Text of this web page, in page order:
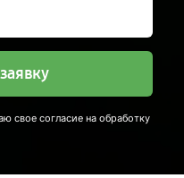
свое согласие на обработку